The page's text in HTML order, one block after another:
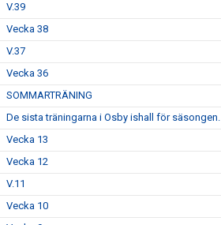
V.39
Vecka 38
V.37
Vecka 36
SOMMARTRÄNING
De sista träningarna i Osby ishall för säsongen.
Vecka 13
Vecka 12
V.11
Vecka 10